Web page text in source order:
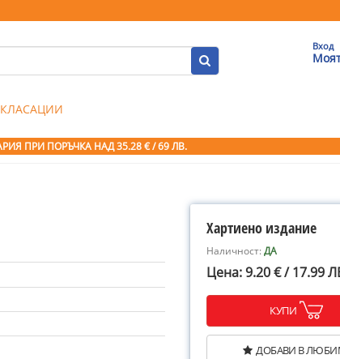
Вход
КЛАСАЦИИ
ПРИ ПОРЪЧКА НАД 35.28 € / 69 ЛВ.
Хартиено издание
Наличност:ДА
Цена: 9.20 € / 17.99
КУПИ
ДОБАВИ В